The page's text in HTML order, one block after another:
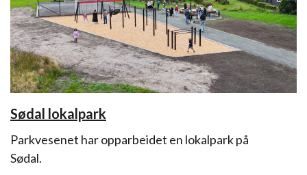
Sødal lokalpark
Parkvesenet har opparbeidet en lokalpark på
Sødal.